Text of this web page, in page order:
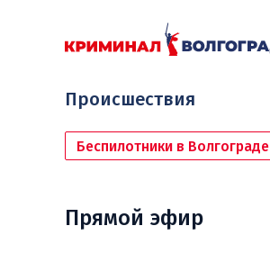
Происшествия
Беспилотники в Волгограде
Прямой эфир